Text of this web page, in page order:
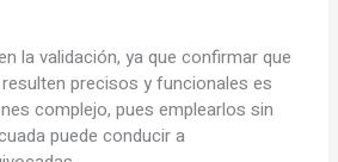
la validación, ya que confirmar que
precisos y funcionales es
complejo, pues emplearlos sin
puede conducir a